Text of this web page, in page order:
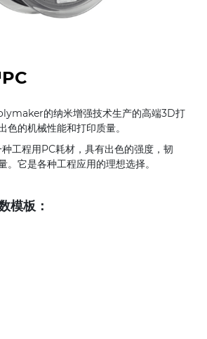
的纳米增强技术生产的高端3D打
色的机械性能和打印质量。
工程用PC耗材，具有出色的强度，韧
。它是各种工程应用的理想选择。
模板：